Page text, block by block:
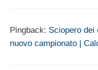
Pingback: Sciopero dei
nuovo campionato |